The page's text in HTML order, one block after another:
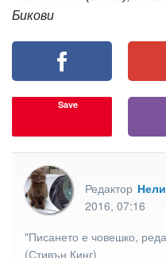
Бикови
Save
Редактор
2016, 07:16
"Писането е човешко,
(Стивън Кинг)